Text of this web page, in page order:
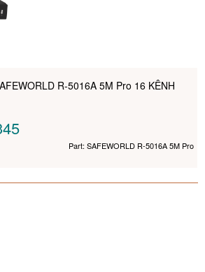
R-5016A 5M Pro 16 KÊNH
Part: SAFEWORLD R-5016A 5M Pro